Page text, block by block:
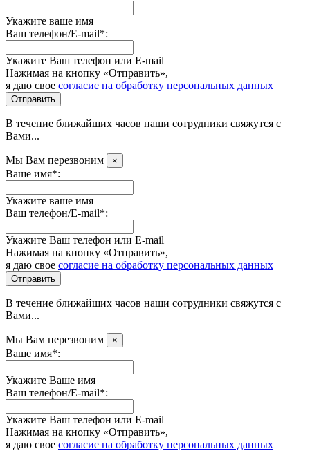
Укажите ваше имя
Ваш телефон/E-mail*:
Укажите Ваш телефон или E-mail
Нажимая на кнопку «Отправить»,
я даю свое согласие на обработку персональных данных
Отправить
В течение ближайших часов наши сотрудники свяжутся с
Вами...
Мы Вам перезвоним ×
Ваше имя*:
Укажите ваше имя
Ваш телефон/E-mail*:
Укажите Ваш телефон или E-mail
Нажимая на кнопку «Отправить»,
я даю свое согласие на обработку персональных данных
Отправить
В течение ближайших часов наши сотрудники свяжутся с
Вами...
Мы Вам перезвоним ×
Ваше имя*:
Укажите Ваше имя
Ваш телефон/E-mail*:
Укажите Ваш телефон или E-mail
Нажимая на кнопку «Отправить»,
я даю свое согласие на обработку персональных данных